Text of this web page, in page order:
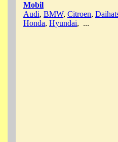
Mobil
Audi, BMW, Citroen,
Honda, Hyundai, ...